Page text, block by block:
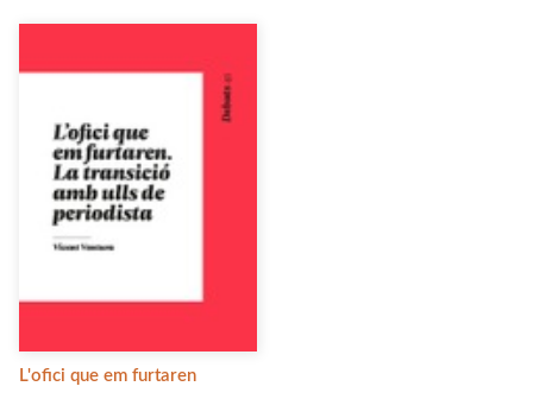
L'ofici que em furtaren